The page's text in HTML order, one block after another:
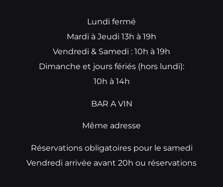
Lundi fermé
Mardi à Jeudi 13h à 19h
Vendredi & Samedi : 10h à 19h
Dimanche et jours fériés (hors lundi):
10h à 14h
BAR A VIN
Même adresse
Réservations obligatoires pour le samedi
Vendredi arrivée avant 20h ou réservations